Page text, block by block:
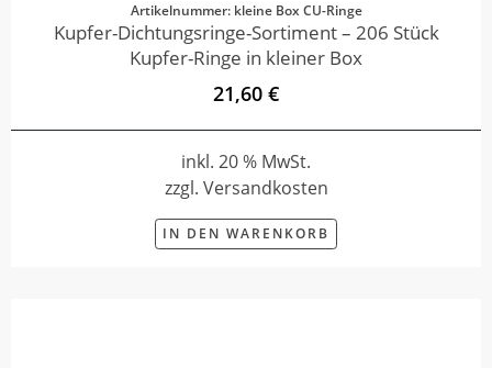
Artikelnummer: kleine Box CU-Ringe
Kupfer-Dichtungsringe-Sortiment – 206 Stück
Kupfer-Ringe in kleiner Box
21,60 €
inkl. 20 % MwSt.
zzgl. Versandkosten
IN DEN WARENKORB